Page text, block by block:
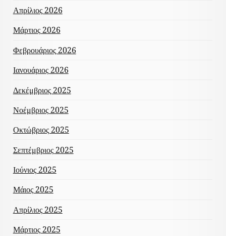
Απρίλιος 2026
Μάρτιος 2026
Φεβρουάριος 2026
Ιανουάριος 2026
Δεκέμβριος 2025
Νοέμβριος 2025
Οκτώβριος 2025
Σεπτέμβριος 2025
Ιούνιος 2025
Μάιος 2025
Απρίλιος 2025
Μάρτιος 2025